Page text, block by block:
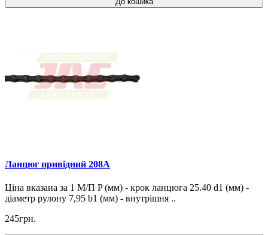
Ланцюг привідний 208A
Ціна вказана за 1 М/П P (мм) - крок ланцюга 25.40 d1 (мм) -
діаметр рулону 7,95 b1 (мм) - внутрішня ..
245грн.